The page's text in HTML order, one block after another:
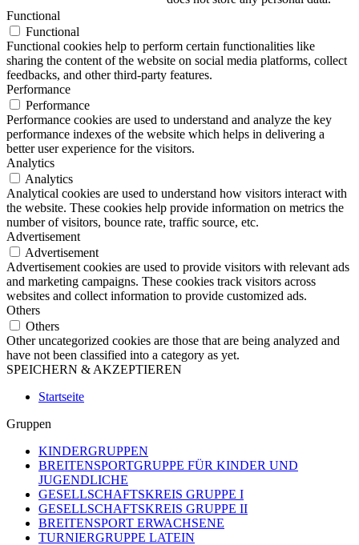
Functional
Functional
Functional cookies help to perform certain functionalities like
sharing the content of the website on social media platforms, collect
feedbacks, and other third-party features.
Performance
Performance
Performance cookies are used to understand and analyze the key
performance indexes of the website which helps in delivering a
better user experience for the visitors.
Analytics
Analytics
Analytical cookies are used to understand how visitors interact with
the website. These cookies help provide information on metrics the
number of visitors, bounce rate, traffic source, etc.
Advertisement
Advertisement
Advertisement cookies are used to provide visitors with relevant ads
and marketing campaigns. These cookies track visitors across
websites and collect information to provide customized ads.
Others
Others
Other uncategorized cookies are those that are being analyzed and
have not been classified into a category as yet.
SPEICHERN & AKZEPTIEREN
Startseite
Gruppen
KINDERGRUPPEN
BREITENSPORTGRUPPE FÜR KINDER UND
JUGENDLICHE
GESELLSCHAFTSKREIS GRUPPE I
GESELLSCHAFTSKREIS GRUPPE II
BREITENSPORT ERWACHSENE
TURNIERGRUPPE LATEIN